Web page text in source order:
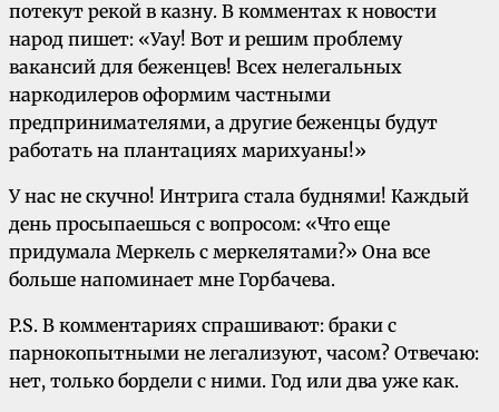
потекут рекой в казну. В комментах к новости
народ пишет: «Уау! Вот и решим проблему
вакансий для беженцев! Всех нелегальных
наркодилеров оформим частными
предпринимателями, а другие беженцы будут
работать на плантациях марихуаны!»
У нас не скучно! Интрига стала буднями! Каждый
день просыпаешься с вопросом: «Что еще
придумала Меркель с меркелятами?» Она все
больше напоминает мне Горбачева.
P.S. В комментариях спрашивают: браки с
парнокопытными не легализуют, часом? Отвечаю:
нет, только бордели с ними. Год или два уже как.